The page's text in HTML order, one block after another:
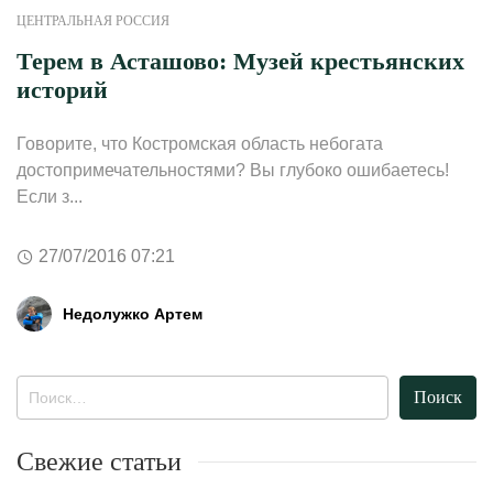
ЦЕНТРАЛЬНАЯ РОССИЯ
Терем в Асташово: Музей крестьянских
историй
Говорите, что Костромская область небогата
достопримечательностями? Вы глубоко ошибаетесь!
Если з...
27/07/2016 07:21
Недолужко Артем
Свежие статьи